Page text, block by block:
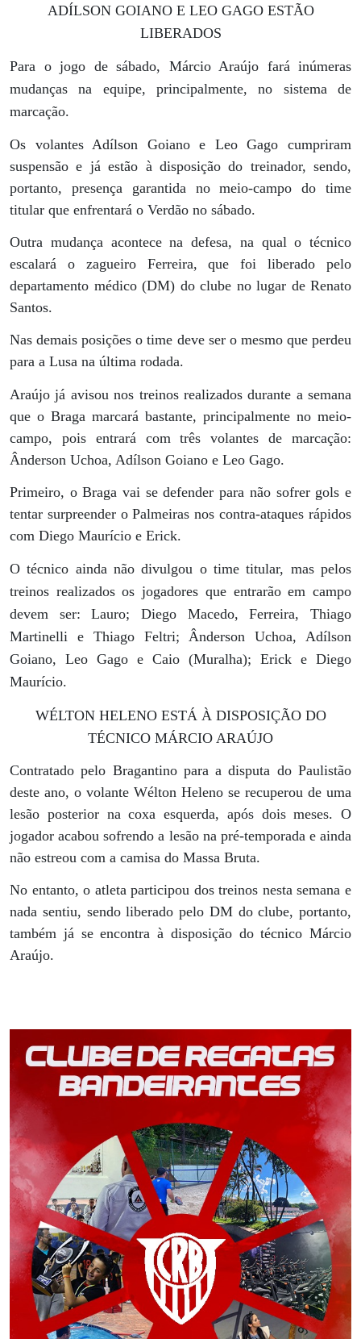
ADÍLSON GOIANO E LEO GAGO ESTÃO
LIBERADOS
Para o jogo de sábado, Márcio Araújo fará inúmeras
mudanças na equipe, principalmente, no sistema de
marcação.
Os volantes Adílson Goiano e Leo Gago cumpriram
suspensão e já estão à disposição do treinador, sendo,
portanto, presença garantida no meio-campo do time
titular que enfrentará o Verdão no sábado.
Outra mudança acontece na defesa, na qual o técnico
escalará o zagueiro Ferreira, que foi liberado pelo
departamento médico (DM) do clube no lugar de Renato
Santos.
Nas demais posições o time deve ser o mesmo que perdeu
para a Lusa na última rodada.
Araújo já avisou nos treinos realizados durante a semana
que o Braga marcará bastante, principalmente no meio-
campo, pois entrará com três volantes de marcação:
Ânderson Uchoa, Adílson Goiano e Leo Gago.
Primeiro, o Braga vai se defender para não sofrer gols e
tentar surpreender o Palmeiras nos contra-ataques rápidos
com Diego Maurício e Erick.
O técnico ainda não divulgou o time titular, mas pelos
treinos realizados os jogadores que entrarão em campo
devem ser: Lauro; Diego Macedo, Ferreira, Thiago
Martinelli e Thiago Feltri; Ânderson Uchoa, Adílson
Goiano, Leo Gago e Caio (Muralha); Erick e Diego
Maurício.
WÉLTON HELENO ESTÁ À DISPOSIÇÃO DO
TÉCNICO MÁRCIO ARAÚJO
Contratado pelo Bragantino para a disputa do Paulistão
deste ano, o volante Wélton Heleno se recuperou de uma
lesão posterior na coxa esquerda, após dois meses. O
jogador acabou sofrendo a lesão na pré-temporada e ainda
não estreou com a camisa do Massa Bruta.
No entanto, o atleta participou dos treinos nesta semana e
nada sentiu, sendo liberado pelo DM do clube, portanto,
também já se encontra à disposição do técnico Márcio
Araújo.